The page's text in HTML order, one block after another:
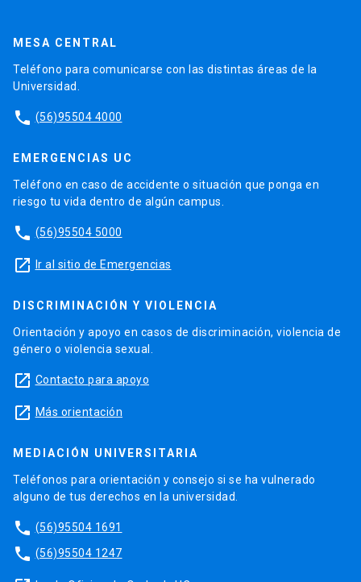
MESA CENTRAL
Teléfono para comunicarse con las distintas áreas de la
Universidad.
phone (56)95504 4000
EMERGENCIAS UC
Teléfono en caso de accidente o situación que ponga en
riesgo tu vida dentro de algún campus.
phone (56)95504 5000
launch Ir al sitio de Emergencias
DISCRIMINACIÓN Y VIOLENCIA
Orientación y apoyo en casos de discriminación, violencia de
género o violencia sexual.
launch Contacto para apoyo
launch Más orientación
MEDIACIÓN UNIVERSITARIA
Teléfonos para orientación y consejo si se ha vulnerado
alguno de tus derechos en la universidad.
phone (56)95504 1691
phone (56)95504 1247